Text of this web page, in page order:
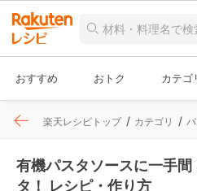
おすすめ おトク カテゴ
楽天レシピトップ カテゴリ
有機パスタソースに一手
タ！ レシピ・作り方